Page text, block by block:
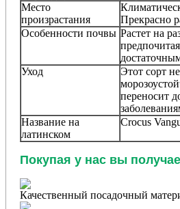
Место
произрастания
Прекрасно
Особенности почвы Растет на
Уход
Этот сорт
переносит
Название на
латинском
Crocus
Покупая у нас вы
Качественный посадочный